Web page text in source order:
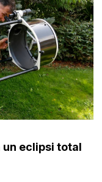
un eclipsi total